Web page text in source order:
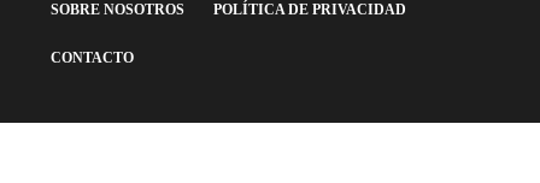
SOBRE NOSOTROS POLÍTICA DE PRIVACIDAD
CONTACTO